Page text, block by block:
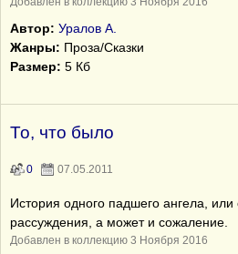
Автор: Уралов А.
Жанры: Проза/Сказки
Размер: 5 Кб
То, что было
0 07.05.2011
История одного падшего ангела,
рассуждения, а может и сожаление.
Добавлен в коллекцию 3 Ноября 2016